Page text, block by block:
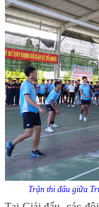
Trận thi đấu giữa